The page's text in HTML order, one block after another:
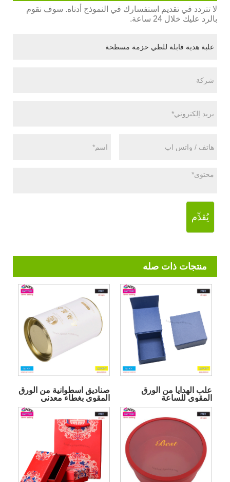
لا تتردد في تقديم استفسارك في النموذج أدناه. سوف نقوم
بالرد عليك خلال 24 ساعة.
يُقدِّم
منتجات ذات صله
صناديق اسطوانية من الورق
المقوى بغطاء معدني
علب الهدايا من الورق
المقوى للساعة